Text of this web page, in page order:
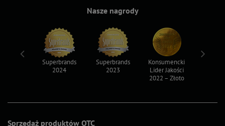
Sprzedaż produktów OTC
Nasze nagrody
Superbrands
2024
Superbrands
2023
Konsumencki
Lider Jakości
2022 – Złoto